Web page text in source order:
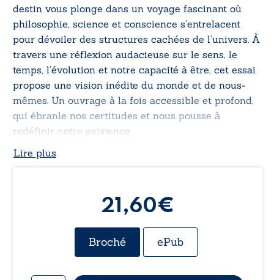
destin vous plonge dans un voyage fascinant où
philosophie, science et conscience s’entrelacent
pour dévoiler des structures cachées de l’univers. À
travers une réflexion audacieuse sur le sens, le
temps, l’évolution et notre capacité à être, cet essai
propose une vision inédite du monde et de nous-
mêmes. Un ouvrage à la fois accessible et profond,
qui ébranle nos certitudes et nous pousse à
redéfinir notre existence.
Lire plus
21,60€
Broché ePub